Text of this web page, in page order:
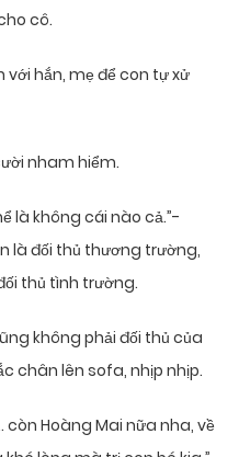
cô.
với hắn, mẹ để con tự xử
nham hiểm.
là không cái nào cả.”-
là đối thủ thương trường,
thủ tình trường.
không phải đối thủ của
chân lên sofa, nhịp nhịp.
còn Hoàng Mai nữa nha, về